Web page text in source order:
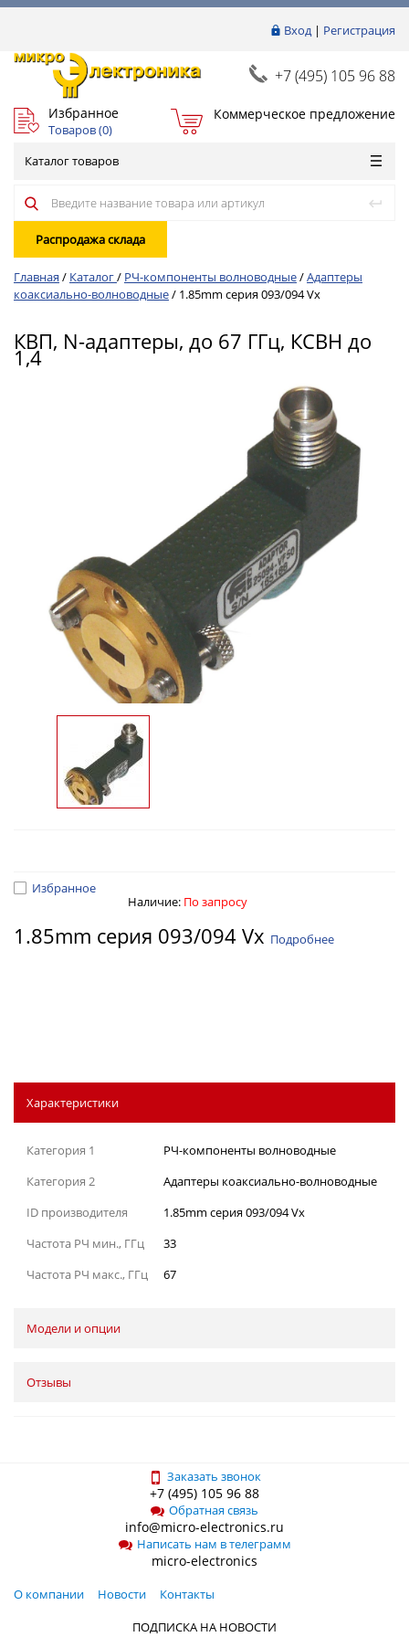
Вход| Регистрация
+7 (495) 105 96 88
Избранное
Товаров (0)
Коммерческое предложение
Каталог товаров
Распродажа склада
Главная / Каталог/ РЧ-компоненты волноводные/Адаптеры
коаксиально-волноводные/ 1.85mm серия 093/094 Vx
КВП, N-адаптеры, до 67 ГГц, КСВН до
1,4
Избранное
Наличие: По запросу
1.85mm серия 093/094 Vx Подробнее
Характеристики
Категория 1
РЧ-компоненты волноводные
Категория 2
Адаптеры коаксиально-волноводные
ID производителя
1.85mm серия 093/094 Vx
Частота РЧ мин., ГГц
33
Частота РЧ макс., ГГц
67
Модели и опции
Отзывы
Заказать звонок
+7 (495) 105 96 88
Обратная связь
info@micro-electronics.ru
Написать нам в телеграмм
micro-electronics
О компании Новости
Контакты
ПОДПИСКА НА НОВОСТИ